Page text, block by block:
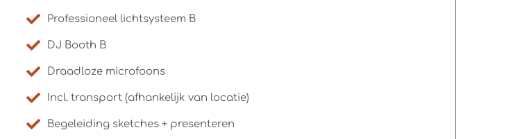
Professioneel lichtsysteem B
DJ Booth B
Draadloze microfoons
Incl. transport (afhankelijk van locatie)
Begeleiding sketches + presenteren